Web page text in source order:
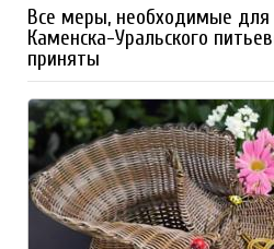
Все меры, необходимые для
Каменска-Уральского
приняты